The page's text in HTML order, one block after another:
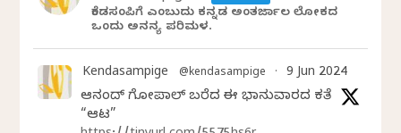
ಕೆಂಡಸಂಪಿಗೆ ಎಂಬುದು ಕನ್ನಡ ಅಂತರ್ಜಾಲ ಲೋಕದ
ಒಂದು ಅನನ್ಯ ಪರಿಮಳ.
Kendasampige @kendasampige · 9 Jun 2024
ಆನಂದ್‌ ಗೋಪಾಲ್‌ ಬರೆದ ಈ ಭಾನುವಾರದ ಕತೆ
“ಆಟ”